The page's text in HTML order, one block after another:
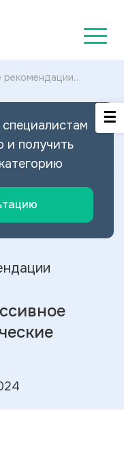
рекомендации
МКБ-10:
депрессивного
2024
и получить